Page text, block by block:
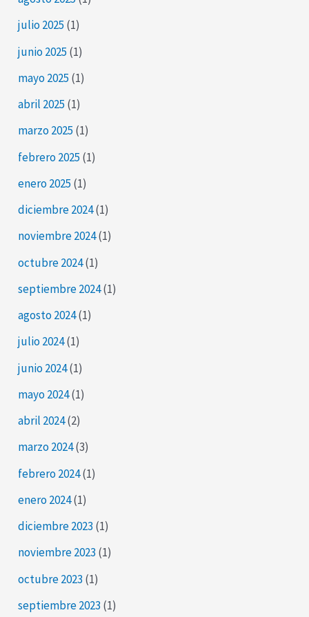
julio 2025 (1)
junio 2025 (1)
mayo 2025 (1)
abril 2025 (1)
marzo 2025 (1)
febrero 2025 (1)
enero 2025 (1)
diciembre 2024(1)
noviembre 2024(1)
octubre 2024(1)
septiembre 2024(1)
agosto 2024(1)
julio 2024(1)
junio 2024(1)
mayo 2024(1)
abril 2024(2)
marzo 2024(3)
febrero 2024(1)
enero 2024(1)
diciembre 2023 (1)
noviembre 2023 (1)
octubre 2023 (1)
septiembre 2023 (1)